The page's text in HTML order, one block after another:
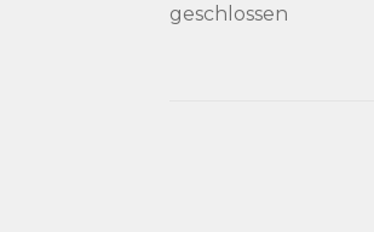
geschlossen